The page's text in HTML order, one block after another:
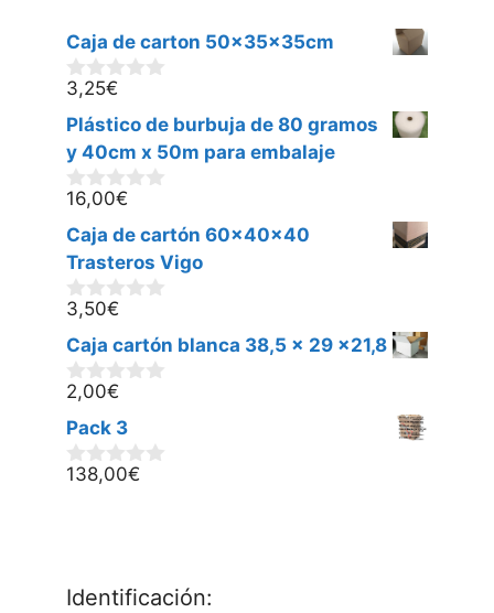
Caja de carton 50x35x35cm
0
d
e
5
3,25€
Plástico de burbuja de 80 gramos
y 40cm x 50m para embalaje
0
d
e
5
16,00€
Caja de cartón 60x40x40
Trasteros Vigo
0
d
e
5
3,50€
Caja cartón blanca 38,5 x 29 x21,8
0
d
e
5
2,00€
Pack 3
0
138,00€
Identificación: